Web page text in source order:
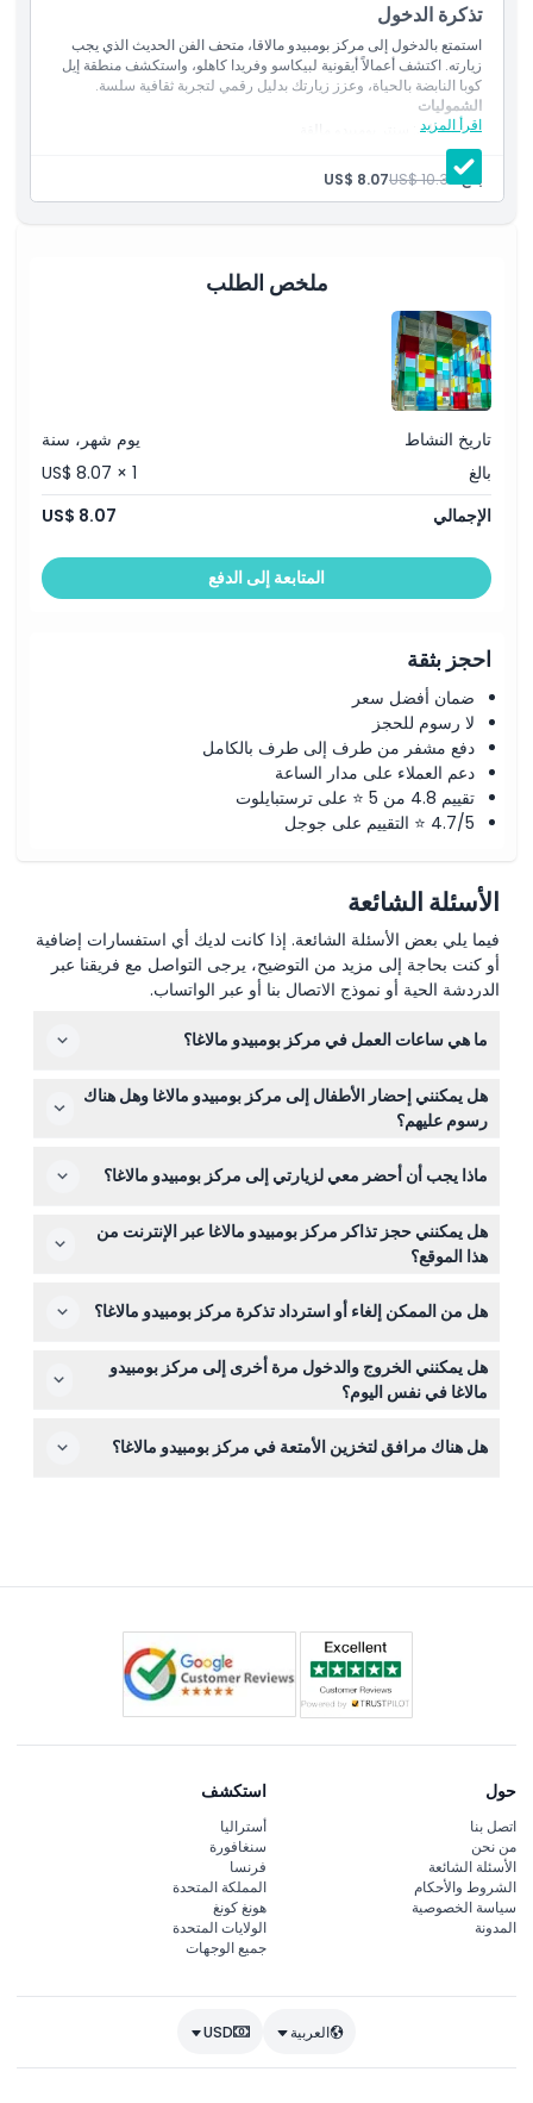
المتضمنات
سياسة الأطفال والبالغين
الاستثناءات
الموقع
كيفية الوصول إلى هناك
سياسة الإلغاء
تذكرة الدخول
استمتع بالدخول إلى مركز بومبيدو مالاقا، متحف الفن الحديث الذي يجب
زيارته. اكتشف أعمالاً أيقونية لبيكاسو وفريدا كاهلو، واستكشف منطقة إيل
كوبا النابضة بالحياة، وعزز زيارتك بدليل رقمي لتجربة ثقافية سلسة.
اقرأ المزيد
الشموليات
الدخول إلى: سنتر بومبيدو مالقة
الدخول إلى جميع المعارض والفعّاليات
كتيب رقمي لكل مجموعة يمكن تنزيله على هاتفك
بالغ:US$ 10.38
US$ 8.07
ملخص الطلب
تاريخ النشاط
يوم شهر، سنة
بالغ
US$ 8.07 × 1
الإجمالي
US$ 8.07
المتابعة إلى الدفع
احجز بثقة
ضمان أفضل سعر
لا رسوم للحجز
دفع مشفر من طرف إلى طرف بالكامل
دعم العملاء على مدار الساعة
تقييم 4.8 من 5 ⭐ على ترستبايلوت
4.7/5 ⭐ التقييم على جوجل
الأسئلة الشائعة
فيما يلي بعض الأسئلة الشائعة. إذا كانت لديك أي استفسارات إضافية
أو كنت بحاجة إلى مزيد من التوضيح، يرجى التواصل مع فريقنا عبر
الدردشة الحية أو نموذج الاتصال بنا أو عبر الواتساب.
ما هي ساعات العمل في مركز بومبيدو مالاغا؟
مركز بومبيدو مالاغا مفتوح من الساعة 9:30 صباحًا حتى 8:00
مساءً من الأربعاء إلى الإثنين، مع آخر دخول قبل 30 دقيقة من
المواعيد - يرجى التأكد عند الحجز).
هل يمكنني إحضار الأطفال إلى مركز بومبيدو مالاغا وهل هناك
رسوم عليهم؟
إلى مركز بومبيدو مالاغا مجانًا، مما يجعلها تجربة ثقافية رائعة
ماذا يجب أن أحضر معي لزيارتي إلى مركز بومبيدو مالاغا؟
أحضر تذكرتك الرقمية أو تأكيد الدخول على هاتفك، وقم بتنزيل
الكتيب الرقمي لجولة ذاتية التوجيه. يُرجى ملاحظة أن العناصر
مثل الزجاجات، الليزرات، والمواد الخطرة الأخرى ممنوعة.
هل يمكنني حجز تذاكر مركز بومبيدو مالاغا عبر الإنترنت من
هذا الموقع؟
مباشرة عبر الإنترنت من هذا الموقع لتجربة حجز سلسة وآمنة.
هل من الممكن إلغاء أو استرداد تذكرة مركز بومبيدو مالاغا؟
التذاكر لمركز بومبيدو مالاغا غير قابلة للاسترداد ولا يمكن
إلغاؤها، لذا تأكد من خططك قبل الحجز.
هل يمكنني الخروج والدخول مرة أخرى إلى مركز بومبيدو
مالاغا في نفس اليوم؟
تذكرتك أو سوار المعصم أو ختم الدخول عند البوابة.
هل هناك مرافق لتخزين الأمتعة في مركز بومبيدو مالاغا؟
حول
اتصل بنا
من نحن
الأسئلة الشائعة
الشروط والأحكام
سياسة الخصوصية
المدونة
استكشف
أستراليا
سنغافورة
فرنسا
المملكة المتحدة
هونغ كونغ
الولايات المتحدة
جميع الوجهات
العربية USD